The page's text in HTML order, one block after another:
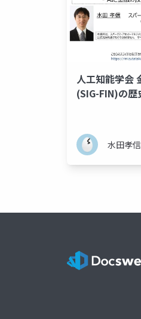
人工知能学会
(SIG-FIN)の歴史 - AIと金融
水田孝信